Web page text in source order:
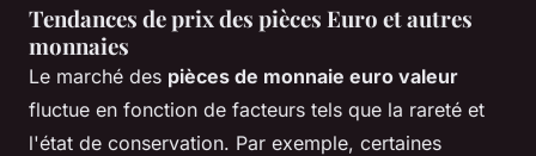
Tendances de prix des pièces Euro et autres
monnaies
Le marché des pièces de monnaie euro valeur
fluctue en fonction de facteurs tels que la rareté et
l'état de conservation. Par exemple, certaines